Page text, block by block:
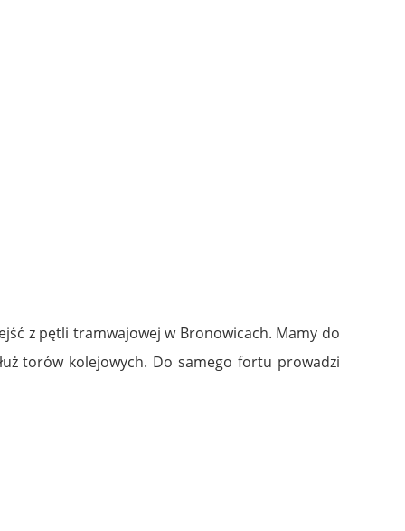
z pętli tramwajowej w Bronowicach. Mamy do
torów kolejowych. Do samego fortu prowadzi